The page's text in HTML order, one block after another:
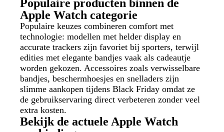
Populaire producten binnen de
Apple Watch categorie
Populaire keuzes combineren comfort met
technologie: modellen met helder display en
accurate trackers zijn favoriet bij sporters, terwijl
edities met elegante bandjes vaak als cadeautje
worden gekozen. Accessoires zoals verwisselbare
bandjes, beschermhoesjes en snelladers zijn
slimme aankopen tijdens Black Friday omdat ze
de gebruikservaring direct verbeteren zonder veel
extra kosten.
Bekijk de actuele Apple Watch